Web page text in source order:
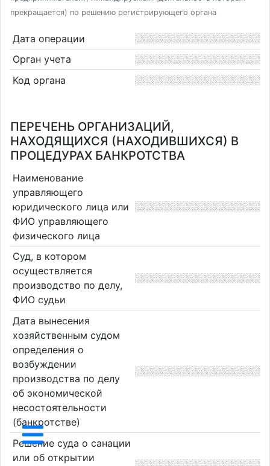
прекращается) по решению регистрирующего органа
Дата операции
Орган учета
Код органа
ПЕРЕЧЕНЬ ОРГАНИЗАЦИЙ,
НАХОДЯЩИХСЯ (НАХОДИВШИХСЯ) В
ПРОЦЕДУРАХ БАНКРОТСТВА
Наименование
управляющего
юридического лица или
ФИО управляющего
физического лица
Суд, в котором
осуществляется
производство по делу,
ФИО судьи
Дата вынесения
хозяйственным судом
определения о
возбуждении
производства по делу
об экономической
несостоятельности
(банкротстве)
Решение суда о санации
или об открытии